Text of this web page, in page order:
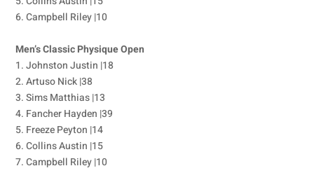
6. Campbell Riley |10
Men’s Classic Physique Open
1. Johnston Justin |18
2. Artuso Nick |38
3. Sims Matthias |13
4. Fancher Hayden |39
5. Freeze Peyton |14
6. Collins Austin |15
7. Campbell Riley |10